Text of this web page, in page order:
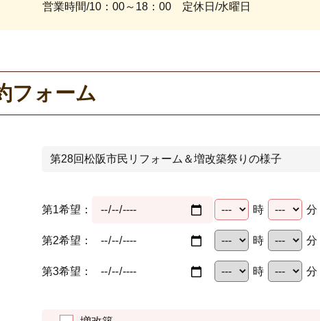
営業時間/10：00～18：00 定休日/水曜日
フォーム
第1希望： 時 分
第2希望： 時 分
第3希望： 時 分